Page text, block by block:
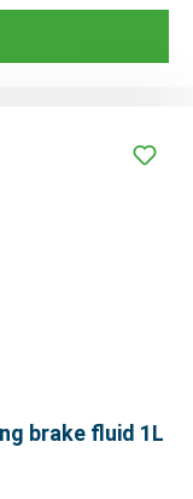
brake fluid 1L